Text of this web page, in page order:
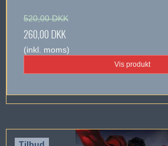
520,00 DKK
260,00 DKK
(inkl. moms)
Vis produkt